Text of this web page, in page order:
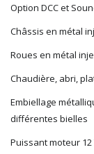
REE
RÉGIONS ET
ROUTE 87
SAI
TAMIYA
Option DCC et
Châssis en métal
Roues en métal
Chaudière, abri,
Embiellage
différentes bielles
Puissant moteur 12